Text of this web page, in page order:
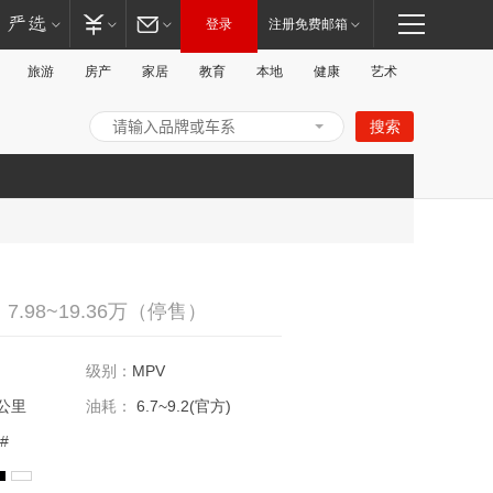
登录 注册免费邮箱
旅游 房产 家居 教育 本地 健康 艺术
搜索
万（停售）
级别： MPV
里 油耗：
6.7~9.2(官方)